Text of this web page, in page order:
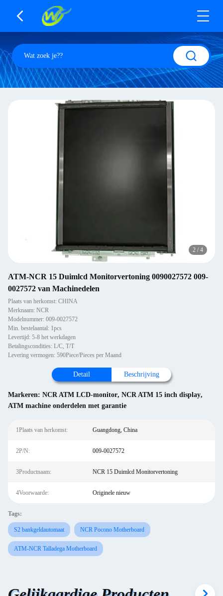
2 / 4
ATM-NCR 15 Duimlcd Monitorvertoning 0090027572 009-
0027572 van Machinedelen
Plaats van herkomst: CHINA
Merknaam: NCR
Modelnummer: 009-0027572
Min. bestelaantal: 1pcs
Levertijd: 5-8 het werkdagen
Betalingscondities: L/C, T/T
Levering vermogen: 590Piece/Pieces per Maand
Detail Beschrijving
Markeren: NCR ATM LCD-monitor, NCR ATM 15 inch display,
ATM machine onderdelen met garantie
1Plaats van herkomst: Guangdong, China
2P/N: 009-0027572
3Productnaam: NCR 15 Duimlcd Monitorvertoning
4Voorwaarde: Originele nieuw
Tags:
S2 bankgeldautomaat NCR Pocono Motherboard
ATM-NCR Talladega Motherboard